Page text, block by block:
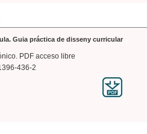
Guia práctica de disseny curricular
PDF acceso libre
436-2